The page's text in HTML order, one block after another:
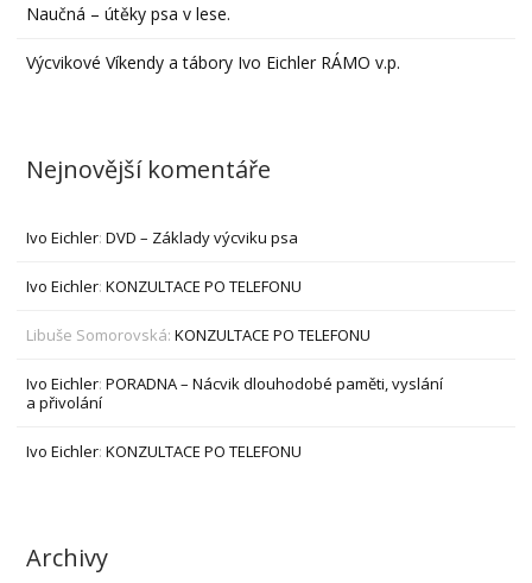
Naučná – útěky psa v lese.
Výcvikové Víkendy a tábory Ivo Eichler RÁMO v.p.
Nejnovější komentáře
Ivo Eichler:DVD – Základy výcviku psa
Ivo Eichler:KONZULTACE PO TELEFONU
Libuše Somorovská:KONZULTACE PO TELEFONU
Ivo Eichler:PORADNA – Nácvik dlouhodobé paměti, vyslání
a přivolání
Ivo Eichler:KONZULTACE PO TELEFONU
Archivy